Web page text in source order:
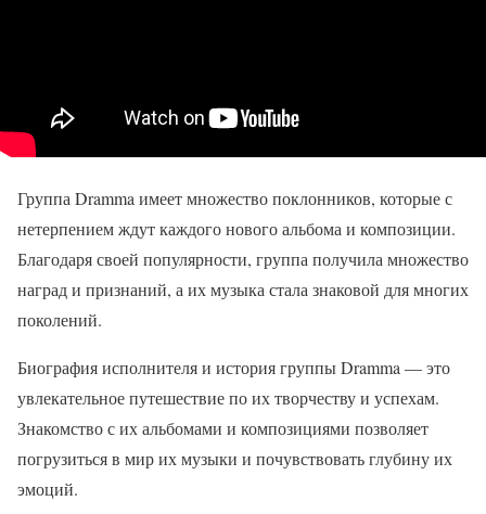
Группа Dramma имеет множество поклонников, которые с
нетерпением ждут каждого нового альбома и композиции.
Благодаря своей популярности, группа получила множество
наград и признаний, а их музыка стала знаковой для многих
поколений.
Биография исполнителя и история группы Dramma — это
увлекательное путешествие по их творчеству и успехам.
Знакомство с их альбомами и композициями позволяет
погрузиться в мир их музыки и почувствовать глубину их
эмоций.